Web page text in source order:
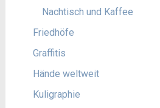
Nachtisch und Kaffee
Friedhöfe
Graffitis
Hände weltweit
Kuligraphie